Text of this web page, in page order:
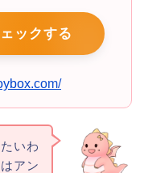
ックする
いわ
アン